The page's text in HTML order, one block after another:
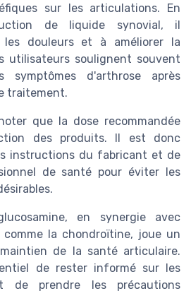
sur les articulations. En
de liquide synovial, il
douleurs et à améliorer la
utilisateurs soulignent souvent
symptômes d'arthrose après
traitement.
que la dose recommandée
des produits. Il est donc
instructions du fabricant et de
de santé pour éviter les
en synergie avec
comme la chondroïtine, joue un
de la santé articulaire.
de rester informé sur les
de prendre les précautions